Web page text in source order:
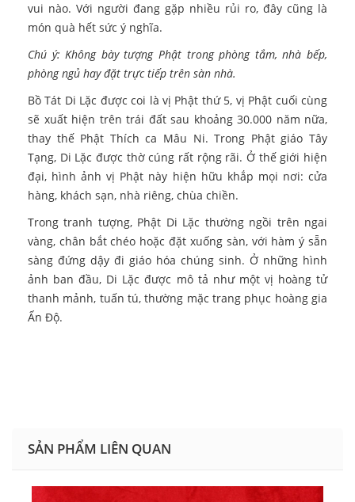
vui nào. Với người đang gặp nhiều rủi ro, đây cũng là
món quà hết sức ý nghĩa.
Chú ý: Không bày tượng Phật trong phòng tắm, nhà bếp,
phòng ngủ hay đặt trực tiếp trên sàn nhà.
Bồ Tát Di Lặc được coi là vị Phật thứ 5, vị Phật cuối cùng
sẽ xuất hiện trên trái đất sau khoảng 30.000 năm nữa,
thay thế Phật Thích ca Mâu Ni. Trong Phật giáo Tây
Tạng, Di Lặc được thờ cúng rất rộng rãi. Ở thế giới hiện
đại, hình ảnh vị Phật này hiện hữu khắp mọi nơi: cửa
hàng, khách sạn, nhà riêng, chùa chiền.
Trong tranh tượng, Phật Di Lặc thường ngồi trên ngai
vàng, chân bắt chéo hoặc đặt xuống sàn, với hàm ý sẵn
sàng đứng dậy đi giáo hóa chúng sinh. Ở những hình
ảnh ban đầu, Di Lặc được mô tả như một vị hoàng tử
thanh mảnh, tuấn tú, thường mặc trang phục hoàng gia
Ấn Độ.
SẢN PHẨM LIÊN QUAN